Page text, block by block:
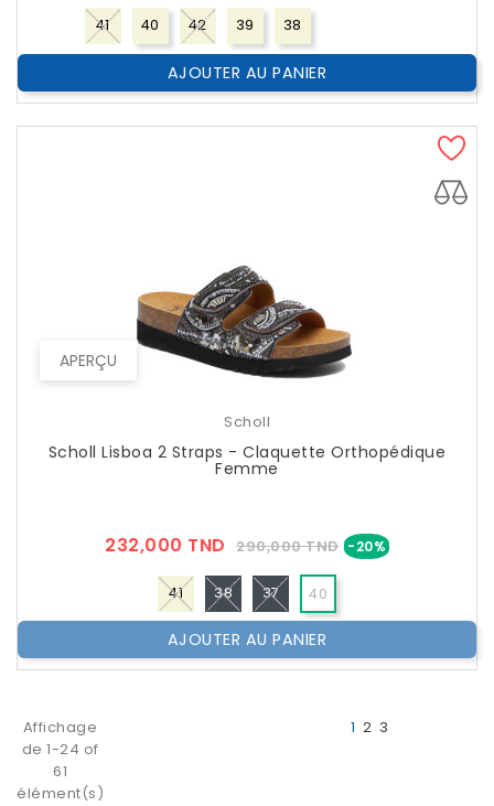
Public
41 40 42 39 38
AJOUTER AU PANIER
APERÇU
Scholl
Scholl Lisboa 2 Straps - Claquette Orthopédique
Femme
232,000 TND Prix
Public
290,000 TND -20%Prix
41 38 37 40
AJOUTER AU PANIER
Affichage
de 1-24 of
61
élément(s)
1 2 3